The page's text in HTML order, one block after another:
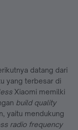
datang dari
yang terbesar di
Xiaomi memilki
build quality
yaitu mendukung
radio frequency